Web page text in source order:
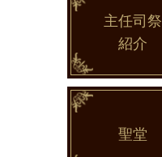
主任司祭
紹介
聖堂